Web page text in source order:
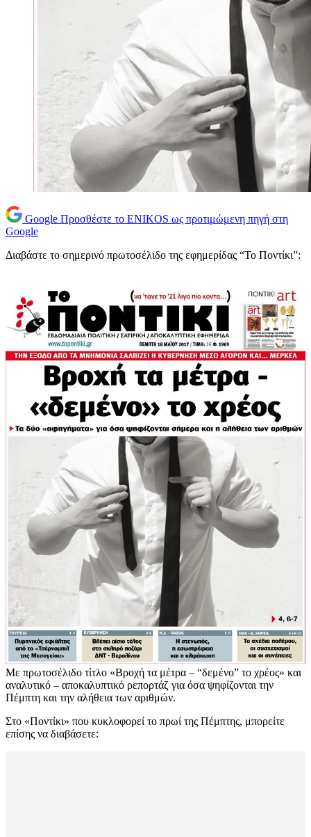
Google Προσθέστε το ENIKOS ως προτιμώμενη πηγή στη
Google
Διαβάστε το σημερινό πρωτοσέλιδο της εφημερίδας “Το Ποντίκι”:
Με πρωτοσέλιδο τίτλο «Βροχή τα μέτρα – “δεμένο” το χρέος» και
αναλυτικό – αποκαλυπτικό ρεπορτάζ για όσα ψηφίζονται την
Πέμπτη και την αλήθεια των αριθμών.
Στο «Ποντίκι» που κυκλοφορεί το πρωί της Πέμπτης, μπορείτε
επίσης να διαβάσετε: